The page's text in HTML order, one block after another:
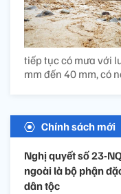
tiếp tục có mưa với
mm đến 40 mm, có
Chính sách mới
Nghị quyết số 23-
ngoài là bộ phận
dân tộc